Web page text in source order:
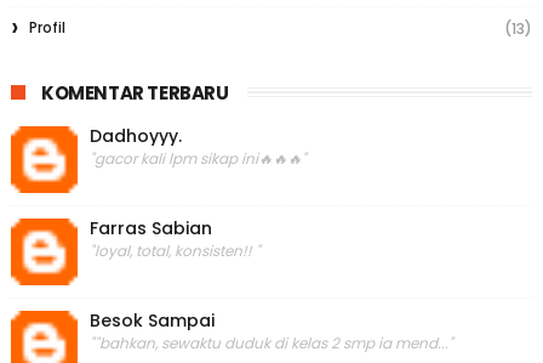
Profil
(13)
KOMENTAR TERBARU
Dadhoyyy.
"gacor kali lpm sikap ini🔥🔥🔥"
Farras Sabian
"loyal, total, konsisten!! "
Besok Sampai
""bahkan, sewaktu duduk di kelas 2 smp ia mend..."